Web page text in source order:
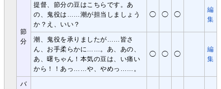
節
分
提督、節分の豆はこちらです。あ
の、鬼役は……潮が担当しましょう
か？え、いい？
◯ ◯ ◯
編
集
潮、鬼役を承りましたが……皆さ
ん、お手柔らかに……。あ、あの、
あ、曙ちゃん！本気の豆は、い痛い
から！！あっ……や、やめっ……。
◯ ◯ ◯
編
集
バ